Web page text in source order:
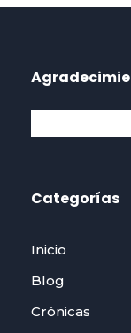
Categorías
Inicio
Blog
Crónicas